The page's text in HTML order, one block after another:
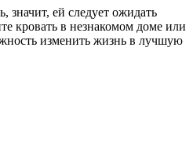
ей следует ожидать
кровать в незнакомом доме или
изменить жизнь в лучшую